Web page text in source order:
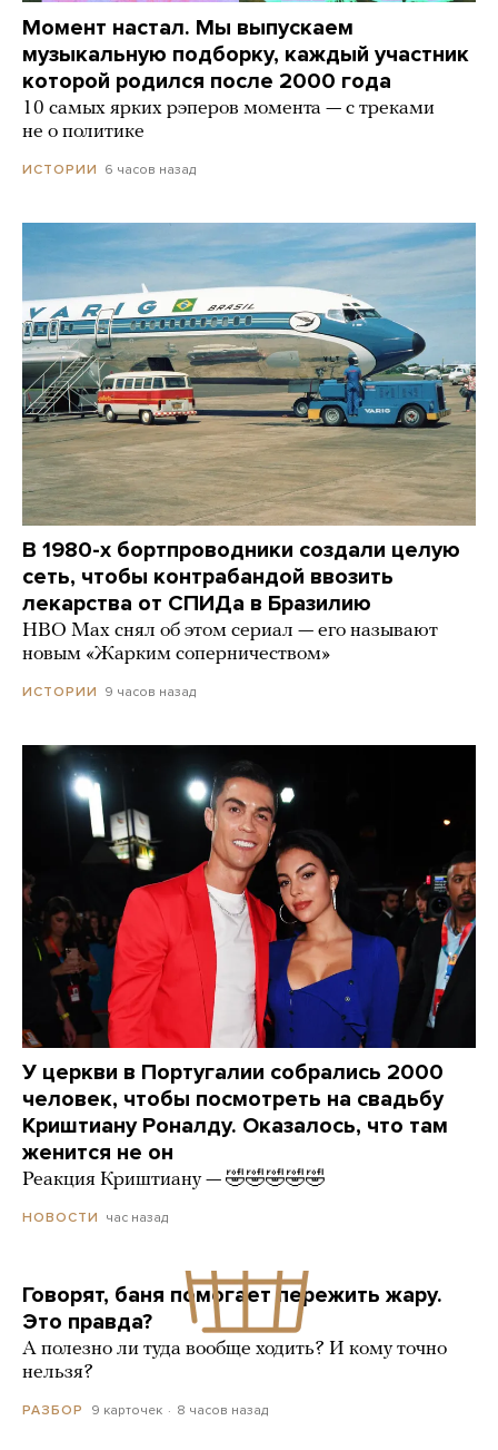
Момент настал. Мы выпускаем
музыкальную подборку, каждый участник
которой родился после 2000 года
10 самых ярких рэперов момента — с треками
не о политике
ИСТОРИИ 6 часов назад
В 1980-х бортпроводники создали целую
сеть, чтобы контрабандой ввозить
лекарства от СПИДа в Бразилию
HBO Max снял об этом сериал — его называют
новым «Жарким соперничеством»
ИСТОРИИ 9 часов назад
У церкви в Португалии собрались 2000
человек, чтобы посмотреть на свадьбу
Криштиану Роналду. Оказалось, что там
женится не он
Реакция Криштиану — 🤣🤣🤣🤣🤣
НОВОСТИ час назад
Говорят, баня помогает пережить жару.
Это правда?
А полезно ли туда вообще ходить? И кому точно
нельзя?
РАЗБОР 9 карточек 8 часов назад